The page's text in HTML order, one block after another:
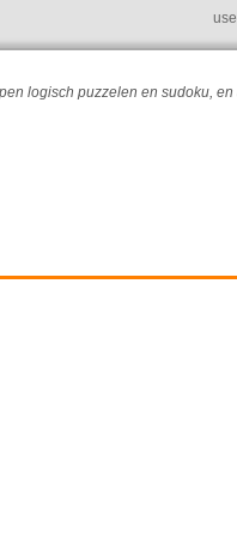
logisch puzzelen en sudoku,